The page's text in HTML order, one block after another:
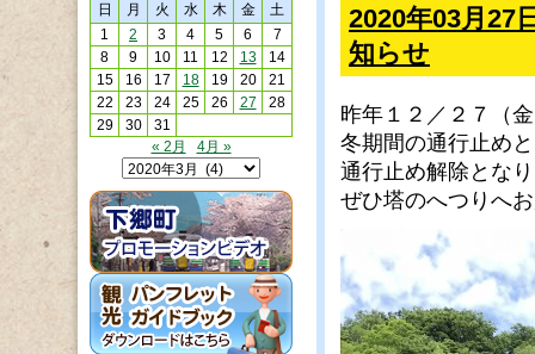
2020年03月27
知らせ
昨年１２／２７（
冬期間の通行止め
通行止め解除とな
ぜひ塔のへつりへ
日
月 火 水 木 金
土
1
2 3 4 5 6
7
8
9 10 11 12 13
14
15
16 17 18 19 20
21
22
23 24 25 26 27
28
29
30
31
« 2月
4月 »